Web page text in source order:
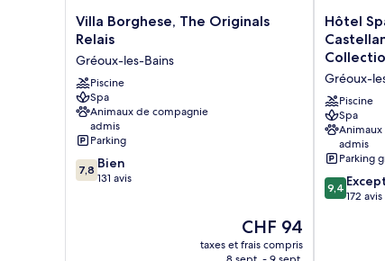
Villa
Borghese,
Originals
Relais
Gréoux-
les-
Bains
Villa Borghese, The Originals
Relais
Gréoux-les-Bains
Piscine
Spa
Animaux de compagnie
admis
Parking
7.8
sur
7,8 Bien
131 avis
Le
nouveau
prix
CHF 94
taxes et frais compris
Hôtel
Spa
Restaurant
Villa
Castellane
by
Germain
Collection
Gréoux-
les-
Bains
Hôtel
Gréoux-
Piscine
Spa
admis
Parking
9.4
sur
9,4
172 avis